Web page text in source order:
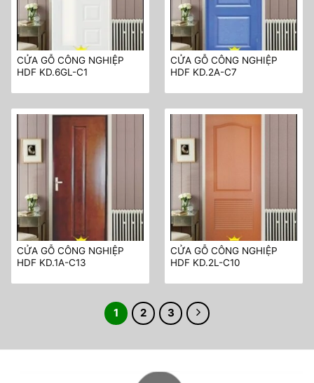
CỬA GỖ CÔNG NGHIỆP
HDF KD.6GL-C1
CỬA GỖ CÔNG NGHIỆP
HDF KD.2A-C7
CỬA GỖ CÔNG NGHIỆP
HDF KD.1A-C13
CỬA GỖ CÔNG NGHIỆP
HDF KD.2L-C10
1 2 3